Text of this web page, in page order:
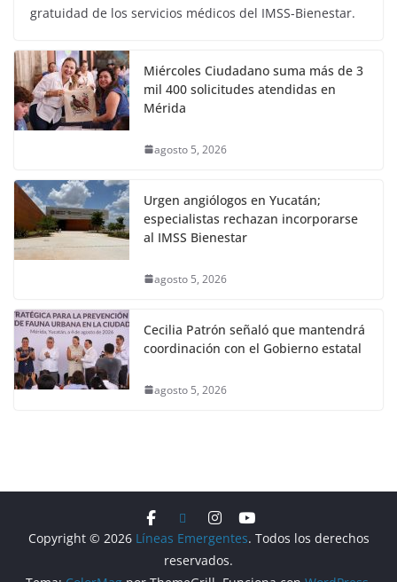
gratuidad de los servicios médicos del IMSS-Bienestar.
Miércoles Ciudadano suma más de 3
mil 400 solicitudes atendidas en
Mérida
agosto 5, 2026
Urgen angiólogos en Yucatán;
especialistas rechazan incorporarse
al IMSS Bienestar
agosto 5, 2026
Cecilia Patrón señaló que mantendrá
coordinación con el Gobierno estatal
agosto 5, 2026
Copyright © 2026 Líneas Emergentes. Todos los derechos
reservados.